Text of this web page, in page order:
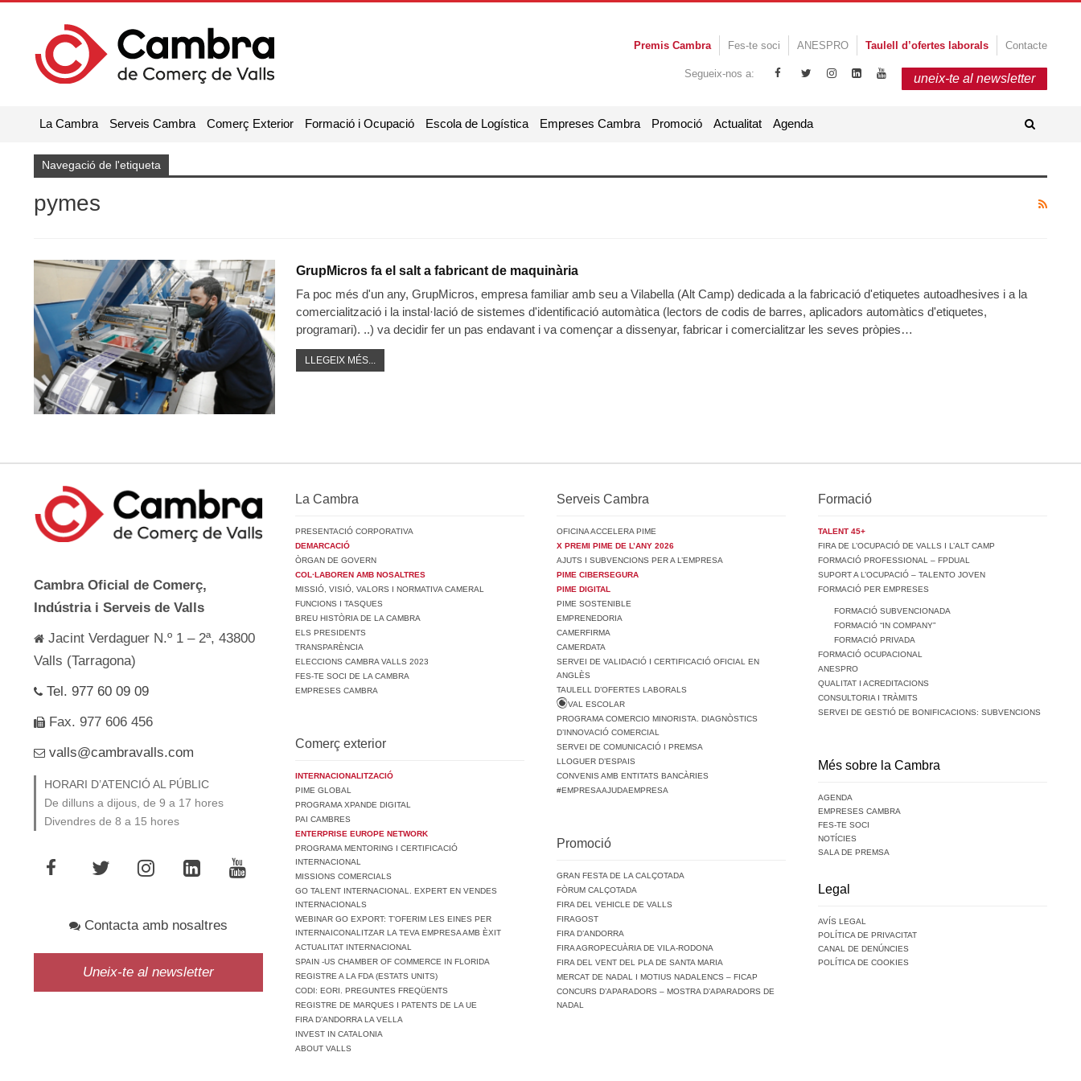
Premis Cambra Fes-te soci ANESPRO Taulell d’ofertes laborals Contacte
Segueix-nos a: uneix-te al newsletter
La Cambra Serveis Cambra Comerç Exterior Formació i Ocupació Escola de Logística Empreses Cambra Promoció Actualitat Agenda
Navegació de l'etiqueta
pymes
GrupMicros fa el salt a fabricant de maquinària
Fa poc més d'un any, GrupMicros, empresa familiar amb seu a Vilabella (Alt Camp) dedicada a la fabricació d'etiquetes autoadhesives i a la
comercialització i la instal·lació de sistemes d'identificació automàtica (lectors de codis de barres, aplicadors automàtics d'etiquetes,
programari). ..) va decidir fer un pas endavant i va començar a dissenyar, fabricar i comercialitzar les seves pròpies…
LLEGEIX MÉS...
Cambra Oficial de Comerç,
Indústria i Serveis de Valls
Jacint Verdaguer N.º 1 – 2ª, 43800
Valls (Tarragona)
Tel. 977 60 09 09
Fax. 977 606 456
valls@cambravalls.com
HORARI D’ATENCIÓ AL PÚBLIC
De dilluns a dijous, de 9 a 17 hores
Divendres de 8 a 15 hores
Contacta amb nosaltres
Uneix-te al newsletter
La Cambra
PRESENTACIÓ CORPORATIVA
DEMARCACIÓ
ÒRGAN DE GOVERN
COL·LABOREN AMB NOSALTRES
MISSIÓ, VISIÓ, VALORS I NORMATIVA CAMERAL
FUNCIONS I TASQUES
BREU HISTÒRIA DE LA CAMBRA
ELS PRESIDENTS
TRANSPARÈNCIA
ELECCIONS CAMBRA VALLS 2023
FES-TE SOCI DE LA CAMBRA
EMPRESES CAMBRA
Comerç exterior
INTERNACIONALITZACIÓ
PIME GLOBAL
PROGRAMA XPANDE DIGITAL
PAI CAMBRES
ENTERPRISE EUROPE NETWORK
PROGRAMA MENTORING I CERTIFICACIÓ
INTERNACIONAL
MISSIONS COMERCIALS
GO TALENT INTERNACIONAL. EXPERT EN VENDES
INTERNACIONALS
WEBINAR GO EXPORT: T’OFERIM LES EINES PER
INTERNAICONALITZAR LA TEVA EMPRESA AMB ÈXIT
ACTUALITAT INTERNACIONAL
SPAIN -US CHAMBER OF COMMERCE IN FLORIDA
REGISTRE A LA FDA (ESTATS UNITS)
CODI: EORI. PREGUNTES FREQÜENTS
REGISTRE DE MARQUES I PATENTS DE LA UE
FIRA D’ANDORRA LA VELLA
INVEST IN CATALONIA
ABOUT VALLS
Serveis Cambra
OFICINA ACCELERA PIME
X PREMI PIME DE L’ANY 2026
AJUTS I SUBVENCIONS PER A L’EMPRESA
PIME CIBERSEGURA
PIME DIGITAL
PIME SOSTENIBLE
EMPRENEDORIA
CAMERFIRMA
CAMERDATA
SERVEI DE VALIDACIÓ I CERTIFICACIÓ OFICIAL EN
ANGLÈS
TAULELL D’OFERTES LABORALS
VAL ESCOLAR
PROGRAMA COMERCIO MINORISTA. DIAGNÒSTICS
D’INNOVACIÓ COMERCIAL
SERVEI DE COMUNICACIÓ I PREMSA
LLOGUER D’ESPAIS
CONVENIS AMB ENTITATS BANCÀRIES
#EMPRESAAJUDAEMPRESA
Promoció
GRAN FESTA DE LA CALÇOTADA
FÒRUM CALÇOTADA
FIRA DEL VEHICLE DE VALLS
FIRAGOST
FIRA D’ANDORRA
FIRA AGROPECUÀRIA DE VILA-RODONA
FIRA DEL VENT DEL PLA DE SANTA MARIA
MERCAT DE NADAL I MOTIUS NADALENCS – FICAP
CONCURS D’APARADORS – MOSTRA D’APARADORS DE
NADAL
Formació
TALENT 45+
FIRA DE L’OCUPACIÓ DE VALLS I L’ALT CAMP
FORMACIÓ PROFESSIONAL – FPDUAL
SUPORT A L’OCUPACIÓ – TALENTO JOVEN
FORMACIÓ PER EMPRESES
FORMACIÓ SUBVENCIONADA
FORMACIÓ “IN COMPANY”
FORMACIÓ PRIVADA
FORMACIÓ OCUPACIONAL
ANESPRO
QUALITAT I ACREDITACIONS
CONSULTORIA I TRÀMITS
SERVEI DE GESTIÓ DE BONIFICACIONS: SUBVENCIONS
Més sobre la Cambra
AGENDA
EMPRESES CAMBRA
FES-TE SOCI
NOTÍCIES
SALA DE PREMSA
Legal
AVÍS LEGAL
POLÍTICA DE PRIVACITAT
CANAL DE DENÚNCIES
POLÍTICA DE COOKIES